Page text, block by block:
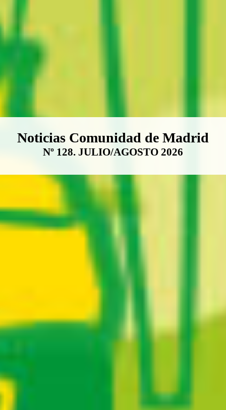
Boletín Noticias Comunidad de
Noticias Comunidad de Madrid
Nº 128. JULIO/AGOSTO 2026